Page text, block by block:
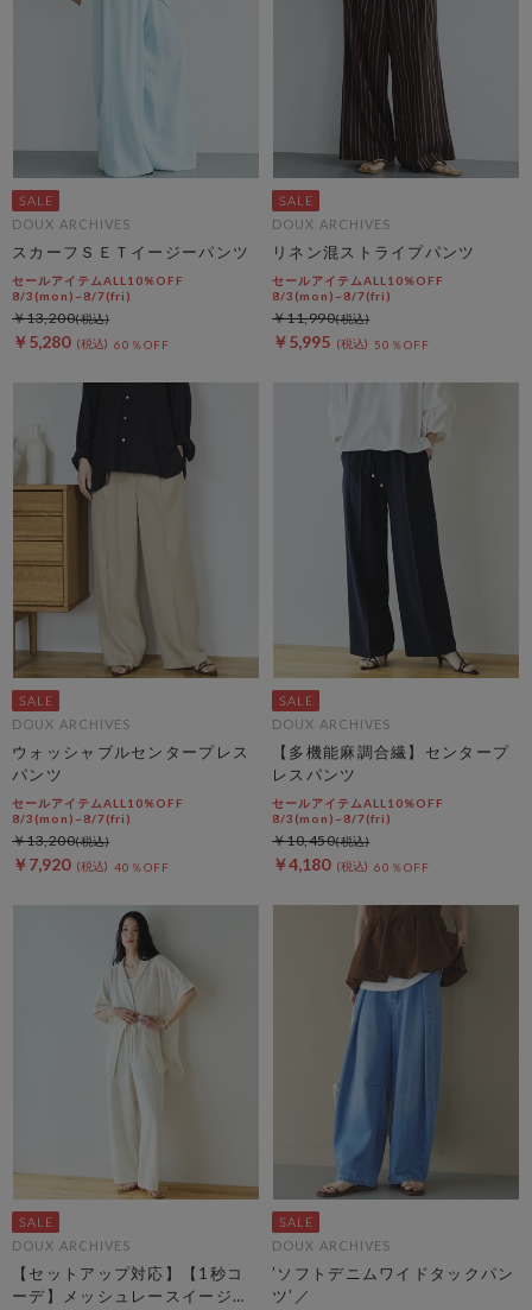
DOUX ARCHIVES
スカーフＳＥＴイージーパンツ
セールアイテムALL10%OFF
8/3(mon)~8/7(fri)
￥5,280 60％OFF
￥13,200
DOUX ARCHIVES
リネン混ストライプパンツ
セールアイテムALL10%OFF
8/3(mon)~8/7(fri)
￥5,995 50％OFF
￥11,990
DOUX ARCHIVES
ウォッシャブルセンタープレス
パンツ
セールアイテムALL10%OFF
8/3(mon)~8/7(fri)
￥7,920 40％OFF
￥13,200
DOUX ARCHIVES
【多機能麻調合繊】センタープ
レスパンツ
セールアイテムALL10%OFF
8/3(mon)~8/7(fri)
￥4,180 60％OFF
￥10,450
DOUX ARCHIVES
【セットアップ対応】【1秒コ
ーデ】メッシュレースイージー
DOUX ARCHIVES
’ソフトデニムワイドタックパン
ツ’／